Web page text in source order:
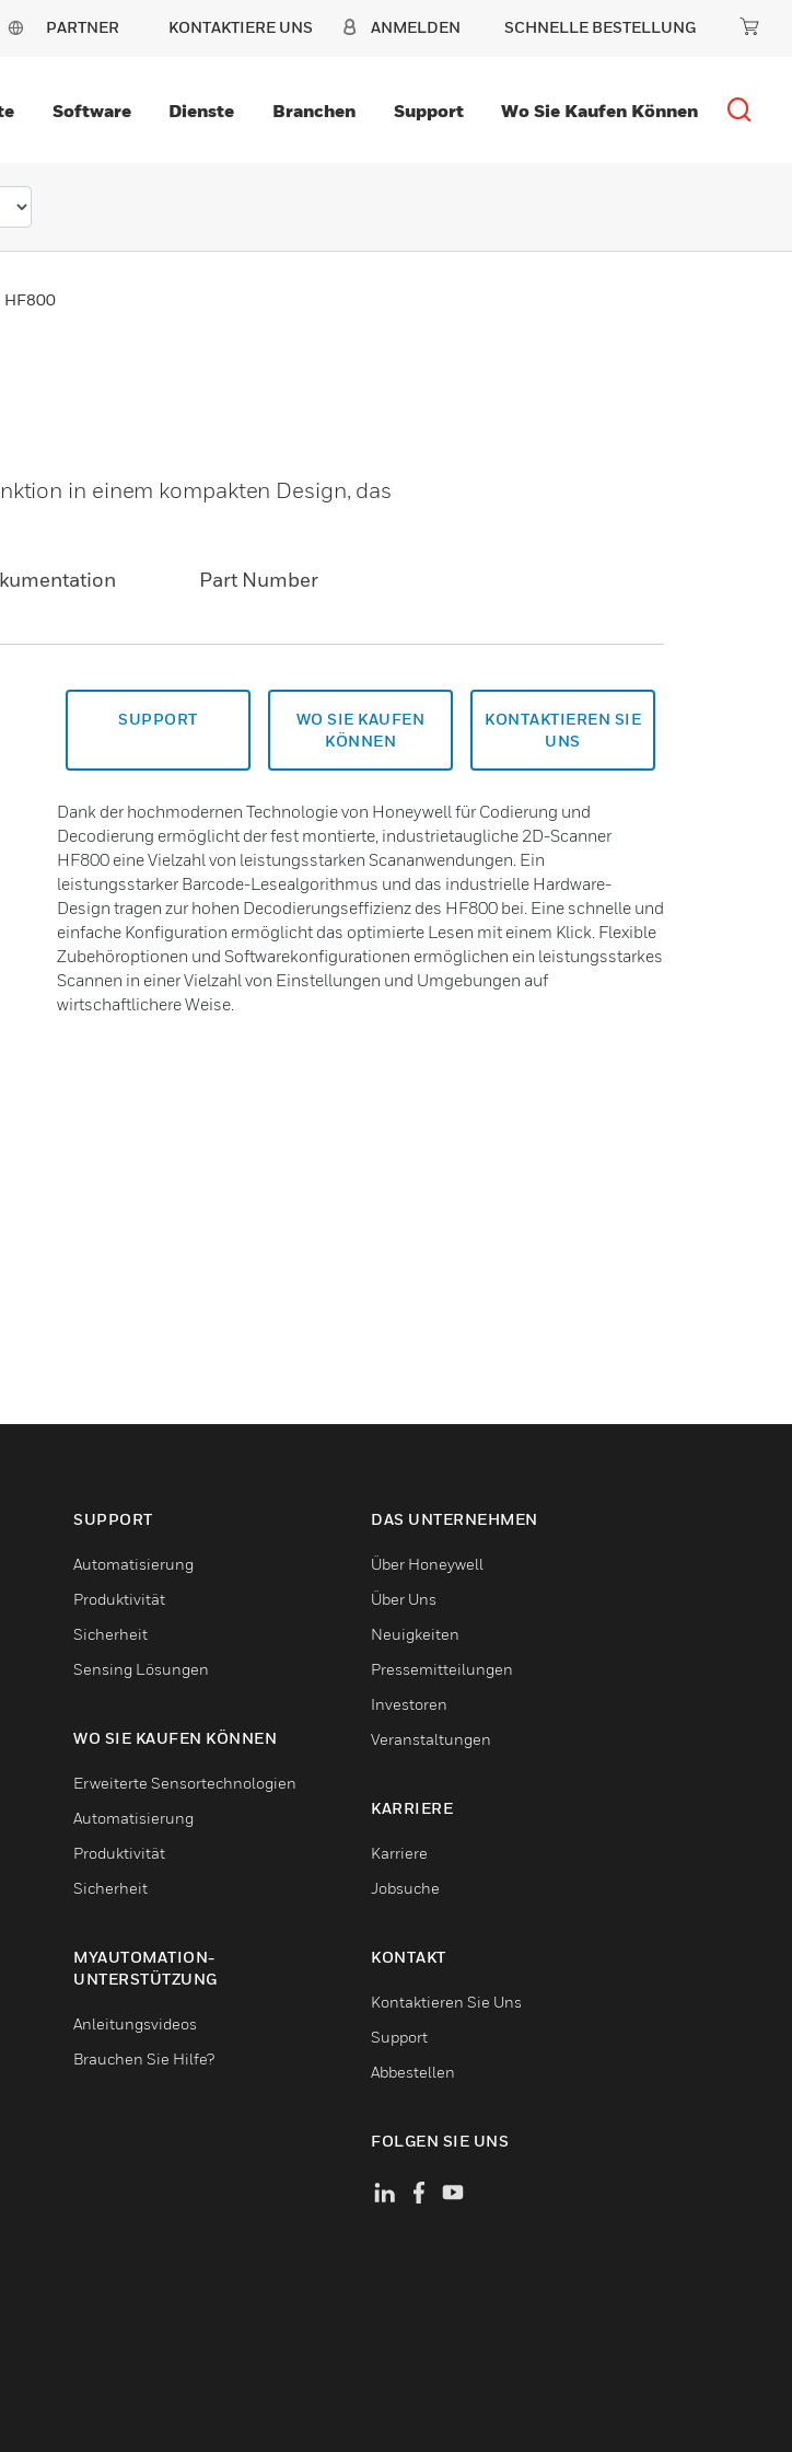
PARTNER KONTAKTIERE UNS ANMELDEN SCHNELLE BESTELLUNG
Software Dienste Branchen Support Wo Sie Kaufen Können
HF800
in einem kompakten Design, das
Part Number
SUPPORT
WO SIE KAUFEN
KÖNNEN
KONTAKTIEREN SIE
UNS
Dank der hochmodernen Technologie von Honeywell für Codierung und
Decodierung ermöglicht der fest montierte, industrietaugliche 2D-Scanner
HF800 eine Vielzahl von leistungsstarken Scananwendungen. Ein
leistungsstarker Barcode-Lesealgorithmus und das industrielle Hardware-
Design tragen zur hohen Decodierungseffizienz des HF800 bei. Eine schnelle und
einfache Konfiguration ermöglicht das optimierte Lesen mit einem Klick. Flexible
Zubehöroptionen und Softwarekonfigurationen ermöglichen ein leistungsstarkes
Scannen in einer Vielzahl von Einstellungen und Umgebungen auf
wirtschaftlichere Weise.
SUPPORT
Automatisierung
Produktivität
Sicherheit
Sensing Lösungen
WO SIE KAUFEN KÖNNEN
Erweiterte Sensortechnologien
Automatisierung
Produktivität
Sicherheit
MYAUTOMATION-
UNTERSTÜTZUNG
Anleitungsvideos
Brauchen Sie Hilfe?
DAS UNTERNEHMEN
Über Honeywell
Über Uns
Neuigkeiten
Pressemitteilungen
Investoren
Veranstaltungen
KARRIERE
Karriere
Jobsuche
KONTAKT
Kontaktieren Sie Uns
Support
Abbestellen
FOLGEN SIE UNS